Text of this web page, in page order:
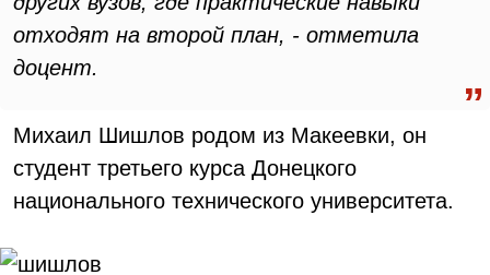
отходят на второй план, - отметила
доцент.
Михаил Шишлов родом из Макеевки, он
студент третьего курса Донецкого
национального технического университета.